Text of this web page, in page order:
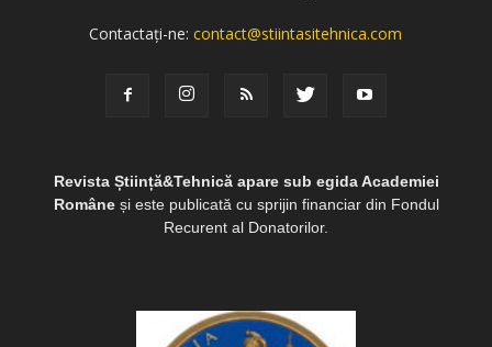
Contactați-ne:contact@stiintasitehnica.com
Revista Știință&Tehnică apare sub egida Academiei
Româneși este publicată cu sprijin financiar din Fondul
Recurent al Donatorilor.